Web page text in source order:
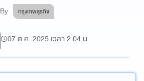
By กรุงเทพธุรกิจ
07 ต.ค. 2025 เวลา 2:04 น.